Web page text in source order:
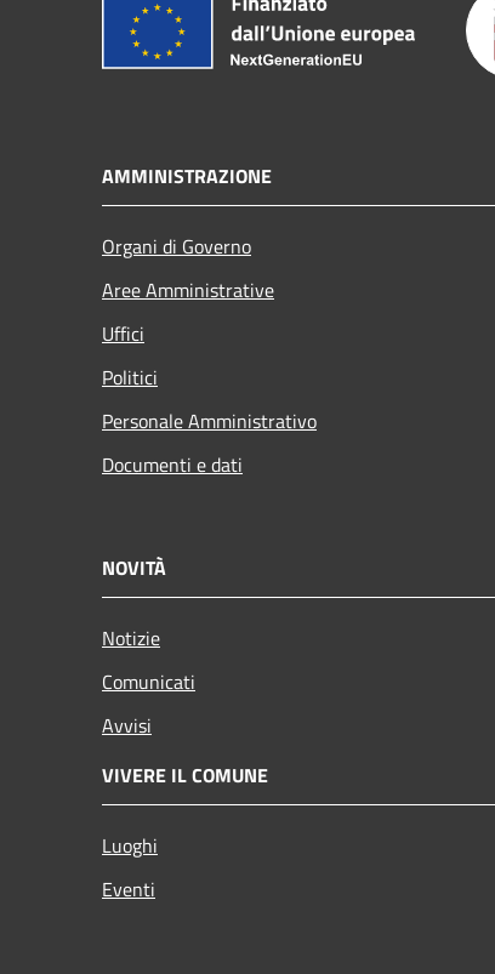
AMMINISTRAZIONE
Organi di Governo
Aree Amministrative
Uffici
Politici
Personale Amministrativo
Documenti e dati
NOVITÀ
Notizie
Comunicati
Avvisi
VIVERE IL COMUNE
Luoghi
Eventi